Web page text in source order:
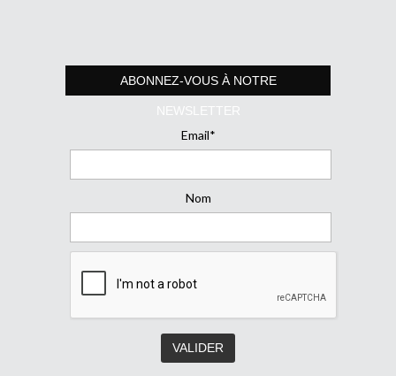
ABONNEZ-VOUS À NOTRE
NEWSLETTER
Email*
Nom